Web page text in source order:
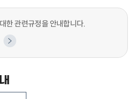
한 관련규정을 안내합니다.